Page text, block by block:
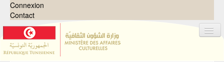
Connexion
Contact